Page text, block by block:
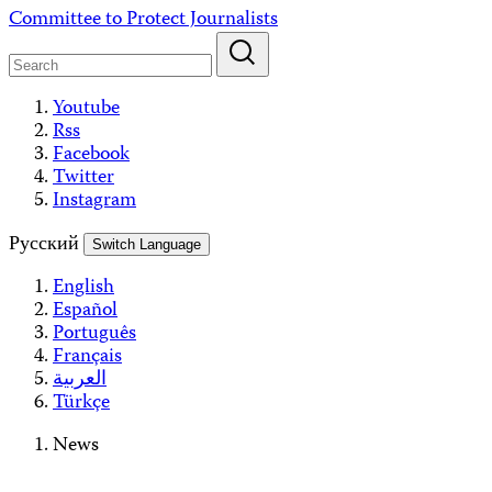
Skip
content
Committee to Protect Journalists
Youtube
Rss
Facebook
Twitter
Instagram
Русский
Switch Language
English
Español
Português
Français
العربية
Türkçe
News